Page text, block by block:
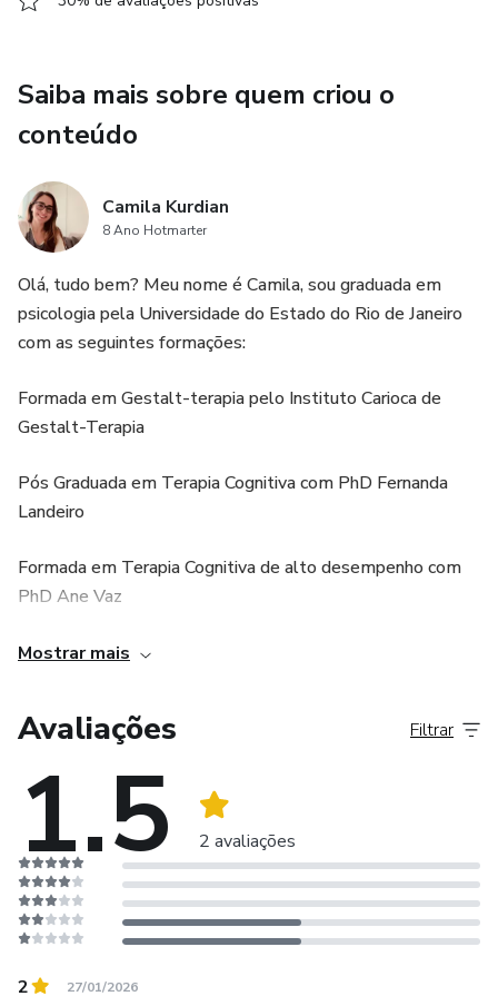
Saiba mais sobre quem criou o
conteúdo
Camila Kurdian
8 Ano Hotmarter
Olá, tudo bem? Meu nome é Camila, sou graduada em
psicologia pela Universidade do Estado do Rio de Janeiro
com as seguintes formações:
Formada em Gestalt-terapia pelo Instituto Carioca de
Gestalt-Terapia
Pós Graduada em Terapia Cognitiva com PhD Fernanda
Landeiro
Formada em Terapia Cognitiva de alto desempenho com
PhD Ane Vaz
Formada em Sexualidade pelo Núcleo de Psicologia
no Rio de Janeiro e online.
Mostrar mais
Avaliações
1.5 2 avaliações
Filtrar
2 27/01/2026